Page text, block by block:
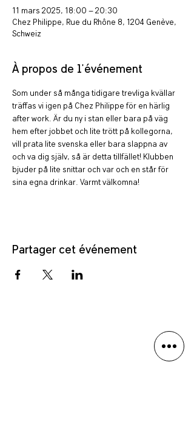
11 mars 2025, 18:00 – 20:30
Chez Philippe, Rue du Rhône 8, 1204 Genève,
Schweiz
À propos de l'événement
Som under så många tidigare trevliga kvällar
träffas vi igen på Chez Philippe för en härlig
after work. Är du ny i stan eller bara på väg
hem efter jobbet och lite trött på kollegorna,
vill prata lite svenska eller bara slappna av
och va dig själv, så är detta tillfället! Klubben
bjuder på lite snittar och var och en står för
sina egna drinkar. Varmt välkomna!
Partager cet événement
Avis de non-responsabilité linguistique